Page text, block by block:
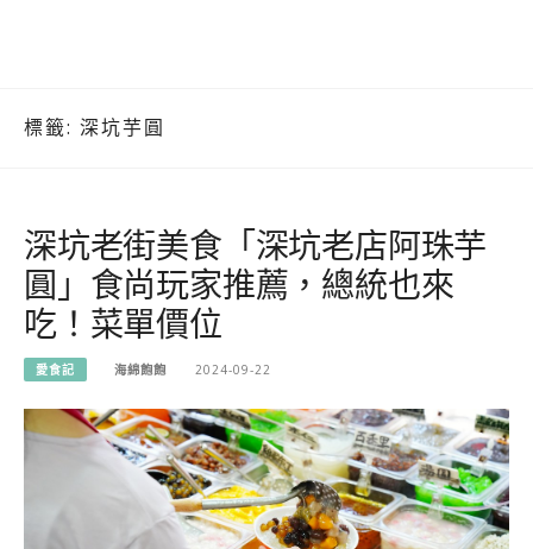
標籤: 深坑芋圓
深坑老街美食「深坑老店阿珠芋
圓」食尚玩家推薦，總統也來
吃！菜單價位
愛食記 海綿飽飽 2024-09-22